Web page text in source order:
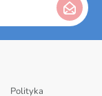
Polityka